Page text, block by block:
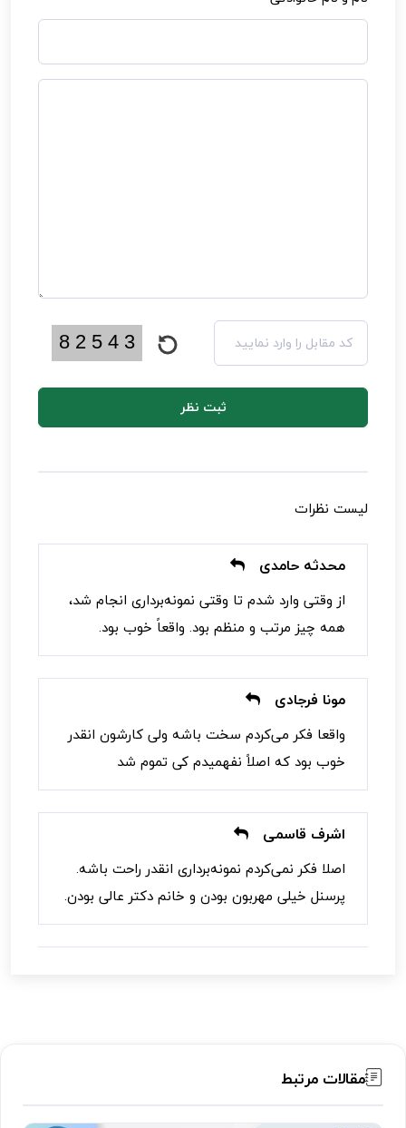
ثبت نظر
لیست نظرات
محدثه حامدی
از وقتی وارد شدم تا وقتی نمونه‌برداری انجام شد،
همه چیز مرتب و منظم بود. واقعاً خوب بود.
مونا فرجادی
واقعا فکر می‌کردم سخت باشه ولی کارشون انقدر
خوب بود که اصلاً نفهمیدم کی تموم شد
اشرف قاسمی
اصلا فکر نمی‌کردم نمونه‌برداری انقدر راحت باشه.
پرسنل خیلی مهربون بودن و خانم دکتر عالی بودن.
مقالات مرتبط